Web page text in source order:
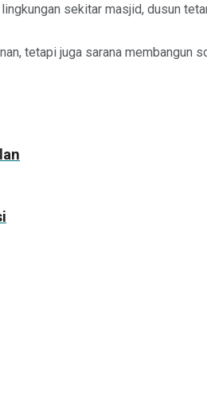
sekitar masjid, dusun
tetapi juga sarana membangun